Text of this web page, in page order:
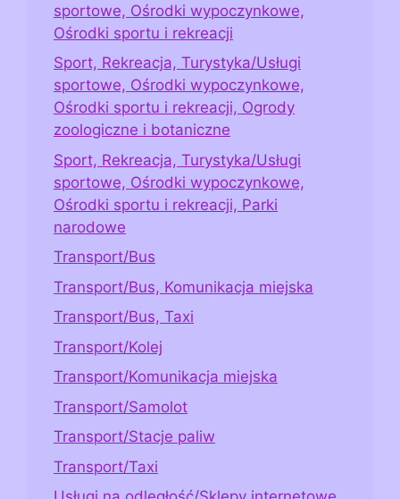
sportowe, Ośrodki wypoczynkowe,
Ośrodki sportu i rekreacji
Sport, Rekreacja, Turystyka/Usługi
sportowe, Ośrodki wypoczynkowe,
Ośrodki sportu i rekreacji, Ogrody
zoologiczne i botaniczne
Sport, Rekreacja, Turystyka/Usługi
sportowe, Ośrodki wypoczynkowe,
Ośrodki sportu i rekreacji, Parki
narodowe
Transport/Bus
Transport/Bus, Komunikacja miejska
Transport/Bus, Taxi
Transport/Kolej
Transport/Komunikacja miejska
Transport/Samolot
Transport/Stacje paliw
Transport/Taxi